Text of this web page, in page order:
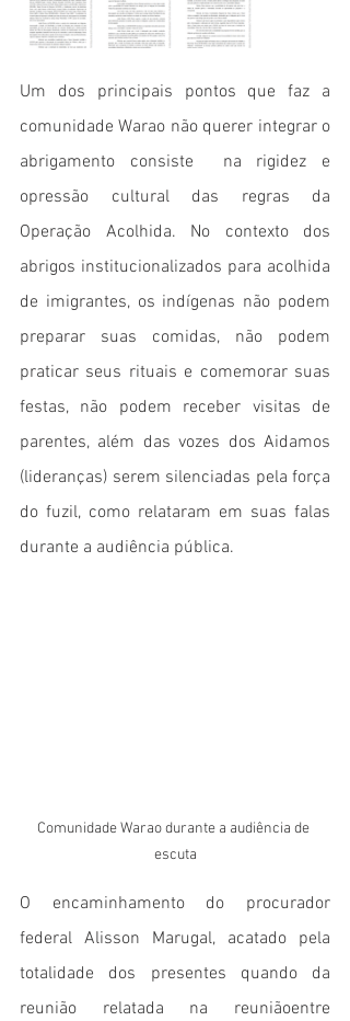
Um dos principais pontos que faz a
comunidade Warao não querer integrar o
abrigamento consiste  na rigidez e
opressão cultural das regras da
Operação Acolhida. No contexto dos
abrigos institucionalizados para acolhida
de imigrantes, os indígenas não podem
preparar suas comidas, não podem
praticar seus rituais e comemorar suas
festas, não podem receber visitas de
parentes, além das vozes dos Aidamos
(lideranças) serem silenciadas pela força
do fuzil, como relataram em suas falas
durante a audiência pública.
Comunidade Warao durante a audiência de
escuta
O encaminhamento do procurador
federal Alisson Marugal, acatado pela
totalidade dos presentes quando da
reunião relatada na reuniãoentre